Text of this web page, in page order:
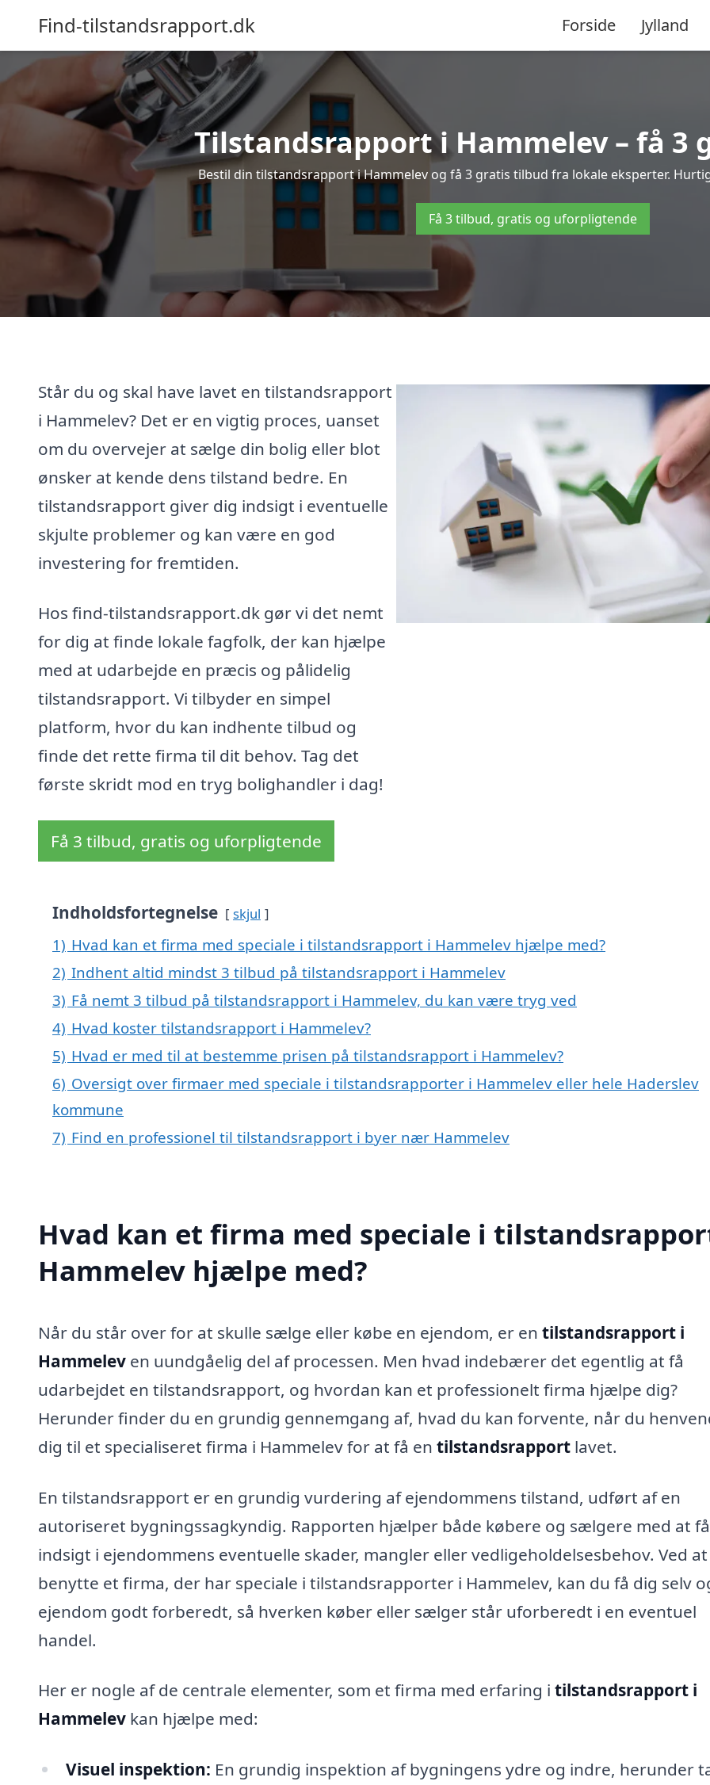
Find-tilstandsrapport.dk Forside Jylland
Tilstandsrapport i Hammelev – få 3
Bestil din tilstandsrapport i Hammelev og få 3 gratis tilbud fra lokale eksperter.
Få 3 tilbud, gratis og uforpligtende
Står du og skal have lavet en tilstandsrapport
i Hammelev? Det er en vigtig proces, uanset
om du overvejer at sælge din bolig eller blot
ønsker at kende dens tilstand bedre. En
tilstandsrapport giver dig indsigt i eventuelle
skjulte problemer og kan være en god
investering for fremtiden.
Hos find-tilstandsrapport.dk gør vi det nemt
for dig at finde lokale fagfolk, der kan hjælpe
med at udarbejde en præcis og pålidelig
tilstandsrapport. Vi tilbyder en simpel
platform, hvor du kan indhente tilbud og
finde det rette firma til dit behov. Tag det
første skridt mod en tryg bolighandler i dag!
Få 3 tilbud, gratis og uforpligtende
Indholdsfortegnelse skjul
1) Hvad kan et firma med speciale i tilstandsrapport i Hammelev hjælpe med?
2) Indhent altid mindst 3 tilbud på tilstandsrapport i Hammelev
3) Få nemt 3 tilbud på tilstandsrapport i Hammelev, du kan være tryg ved
4) Hvad koster tilstandsrapport i Hammelev?
5) Hvad er med til at bestemme prisen på tilstandsrapport i Hammelev?
6) Oversigt over firmaer med speciale i tilstandsrapporter i Hammelev eller hele Haderslev
kommune
7) Find en professionel til tilstandsrapport i byer nær Hammelev
Hvad kan et firma med speciale i
Hammelev hjælpe med?
Når du står over for at skulle sælge eller købe en ejendom, er en tilstandsrapport i
Hammelev en uundgåelig del af processen. Men hvad indebærer det egentlig at få
udarbejdet en tilstandsrapport, og hvordan kan et professionelt firma hjælpe dig?
Herunder finder du en grundig gennemgang af, hvad du kan forvente, når du
dig til et specialiseret firma i Hammelev for at få en tilstandsrapport lavet.
En tilstandsrapport er en grundig vurdering af ejendommens tilstand, udført af en
autoriseret bygningssagkyndig. Rapporten hjælper både købere og sælgere med at få
indsigt i ejendommens eventuelle skader, mangler eller vedligeholdelsesbehov. Ved at
benytte et firma, der har speciale i tilstandsrapporter i Hammelev, kan du få dig selv
ejendom godt forberedt, så hverken køber eller sælger står uforberedt i en eventuel
handel.
Her er nogle af de centrale elementer, som et firma med erfaring i tilstandsrapport i
Hammelev kan hjælpe med:
Visuel inspektion: En grundig inspektion af bygningens ydre og indre, herunder